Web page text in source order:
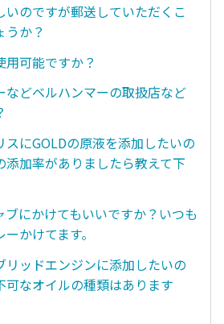
いのですが郵送していただくこ
うか？
可能ですか？
などベルハンマーの取扱店など
スにGOLDの原液を添加したいの
添加率がありましたら教えて下
ブにかけてもいいですか？いつも
かけてます。
リッドエンジンに添加したいの
可なオイルの種類はあります